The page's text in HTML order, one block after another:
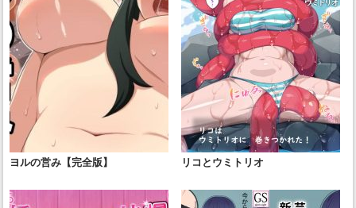
ヨルの営み【完全版】 リコとウミトリオ